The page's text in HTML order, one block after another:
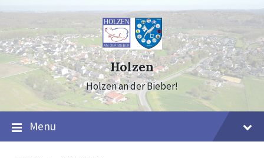
to
content
to
navigation
to
footer
Holzen
Holzen an der Bieber!
Menu